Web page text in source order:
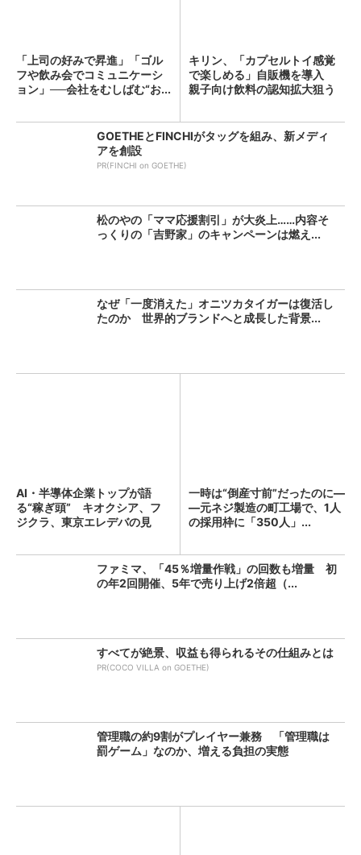
「上司の好みで昇進」「ゴル
フや飲み会でコミュニケーシ
ョン」──会社をむしばむ“お...
キリン、「カプセルトイ感覚
で楽しめる」自販機を導入
親子向け飲料の認知拡大狙う
GOETHEとFINCHIがタッグを組み、新メディ
アを創設
PR(FINCHI on GOETHE)
松のやの「ママ応援割引」が大炎上……内容そ
っくりの「吉野家」のキャンペーンは燃え...
なぜ「一度消えた」オニツカタイガーは復活し
たのか 世界的ブランドへと成長した背景...
AI・半導体企業トップが語
る“稼ぎ頭” キオクシア、フ
ジクラ、東京エレデバの見
一時は“倒産寸前”だったのに―
―元ネジ製造の町工場で、1人
の採用枠に「350人」...
ファミマ、「45％増量作戦」の回数も増量 初
の年2回開催、5年で売り上げ2倍超（...
すべてが絶景、収益も得られるその仕組みとは
PR(COCO VILLA on GOETHE)
管理職の約9割がプレイヤー兼務 「管理職は
罰ゲーム」なのか、増える負担の実態